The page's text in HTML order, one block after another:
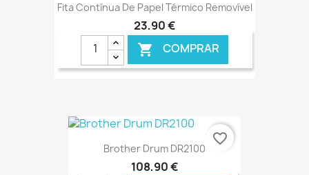
Fita Contínua De Papel Térmico Removível
23,90 €
 COMPRAR
Brother Drum DR2100
108,90 €
favorite_border